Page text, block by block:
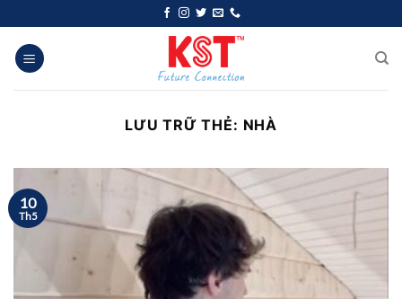
đến
nội
dung
LƯU TRỮ THẺ: NHÀ
10
Th5